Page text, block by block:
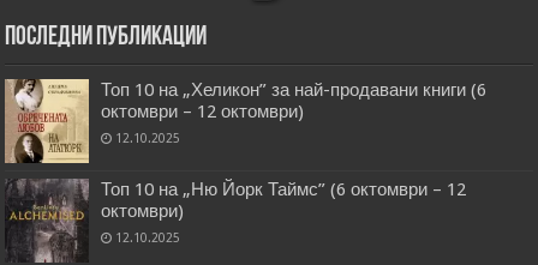
Последни публикации
Топ 10 на „Хеликон” за най-продавани книги (6
октомври – 12 октомври)
12.10.2025
Топ 10 на „Ню Йорк Таймс” (6 октомври – 12
октомври)
12.10.2025